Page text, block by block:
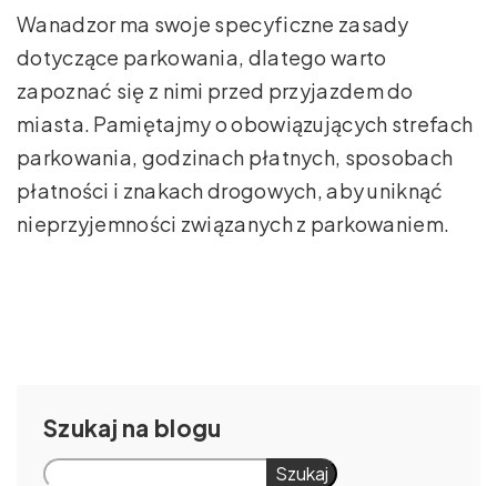
Wanadzor ma swoje specyficzne zasady
dotyczące parkowania, dlatego warto
zapoznać się z nimi przed przyjazdem do
miasta. Pamiętajmy o obowiązujących strefach
parkowania, godzinach płatnych, sposobach
płatności i znakach drogowych, aby uniknąć
nieprzyjemności związanych z parkowaniem.
Szukaj
Szukaj